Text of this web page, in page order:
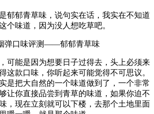
郁郁青草味，说句实在话，我实在不知道
个味道，因为没人想吃草吧。
可能是因为想要日子过得去，头上必须来
这款口味，你听起来可能觉得不可思议。
是把大自然的一个味道做到了，一个非常
让你直接品尝到青草的味道，如果你迫不
，现在立刻就可以下楼，去那个土地里面